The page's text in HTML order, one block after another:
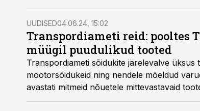
UUDISED04.06.24, 15:02
Transpordiameti reid: pooltes
müügil puudulikud tooted
Transpordiameti sõidukite järelevalve
mootorsõidukeid ning nendele mõeldud
avastati mitmeid nõuetele mittevastavaid